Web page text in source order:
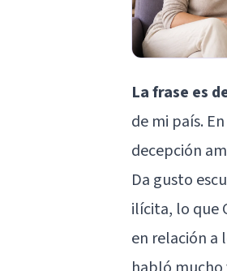
La frase es
de mi país.
decepción
Da gusto
ilícita, lo que
en relación a